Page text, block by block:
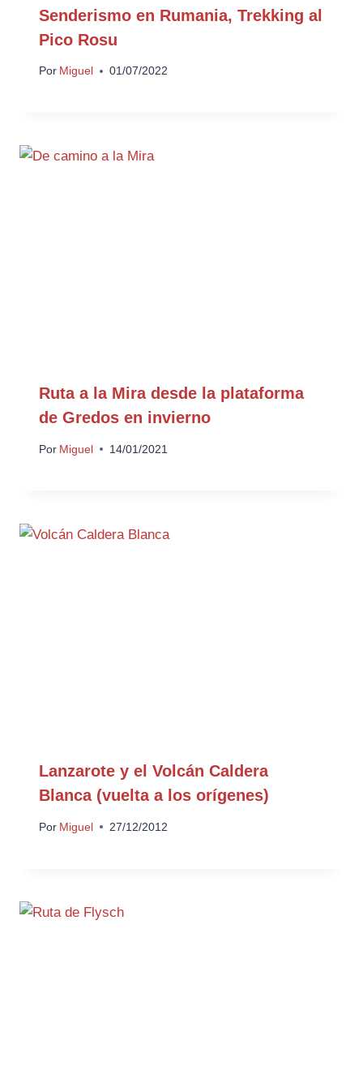
Senderismo en Rumania, Trekking al
Pico Rosu
Por Miguel 01/07/2022
Ruta a la Mira desde la plataforma
de Gredos en invierno
Por Miguel 14/01/2021
Lanzarote y el Volcán Caldera
Blanca (vuelta a los orígenes)
Por Miguel 27/12/2012